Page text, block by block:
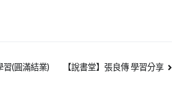
習(圓滿結業) 【說書堂】張良傳 學習分享